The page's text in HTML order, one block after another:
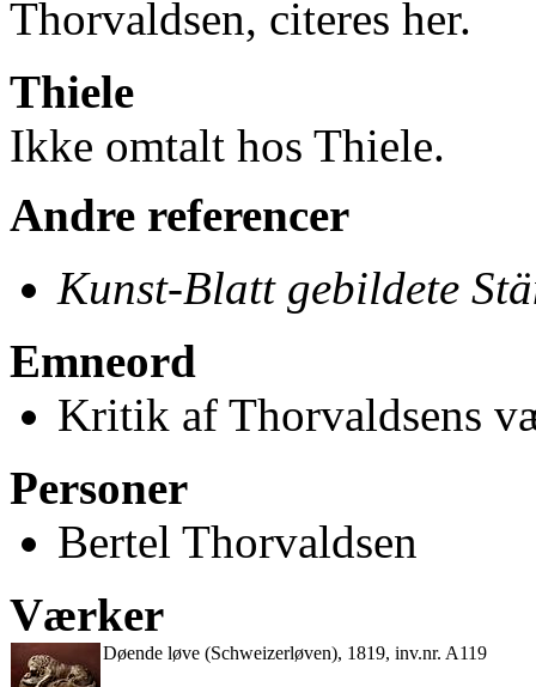
Thorvaldsen, citeres her.
Thiele
Ikke omtalt hos Thiele.
Andre referencer
Kunst-Blatt gebildete
Emneord
Kritik af Thorvaldsens
Personer
Bertel Thorvaldsen
Værker
Døende løve (Schweizerløven), 1819, inv.nr. A119